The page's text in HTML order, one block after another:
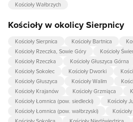
Kościoły Wałbrzych
Kościoły w okolicy Sierpnicy
Kościoły Sierpnica Kościoły Bartnica
Kościoły Rzeczka, Sowie Góry
Kościoły
Kościoły Rzeczka
Kościoły Głuszyca Górna
Kościoły Sokolec
Kościoły Dworki
Kościoły Głuszyca
Kościoły Walim
Kościoły Krajanów
Kościoły Grzmiąca
Kościoły Łomnica (pow. siedlecki)
Kościoły
Kościoły Łomnica (pow. wałbrzyski)